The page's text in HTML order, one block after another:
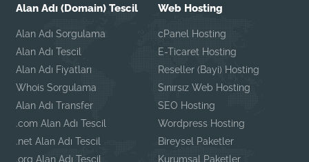
Alan Adı (Domain) Tescil
Alan Adı Sorgulama
Alan Adı Tescil
Alan Adı Fiyatları
Whois Sorgulama
Alan Adı Transfer
.com Alan Adı Tescil
.net Alan Adı Tescil
.org Alan Adı Tescil
Web Hosting
cPanel Hosting
E-Ticaret Hosting
Reseller (Bayi) Hosting
Sınırsız Web Hosting
SEO Hosting
Wordpress Hosting
Bireysel Paketler
Kurumsal Paketler